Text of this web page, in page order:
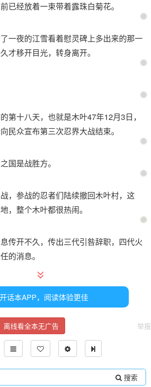
经放着一束带着露珠白菊花。
夜的江雪看着慰灵碑上多出来的那一
才移开目光，转身离开。
十八天，也就是木叶47年12月3日，
民众宣布第三次忍界大战结束。
是战胜方。
参战的忍者们陆续撤回木叶村，这
，整个木叶都很热闹。
开不久，传出三代引咎辞职，四代火
的消息。
过路的忍者讨论才反应过来，原来蛇
出来了啊？三代为此引咎辞职，赶紧扶
，以免大蛇丸之事发酵。
在影楼下方，人不拥挤的街道拐角，
话本APP，阅读体验更佳
离线看全本无广告 举报
搜索